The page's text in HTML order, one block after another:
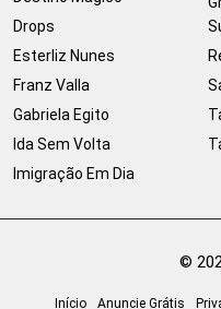
Drops
Esterliz Nunes
Franz Valla
Gabriela Egito
Ida Sem Volta
Imigração Em Dia
©
Início Anuncie Grátis